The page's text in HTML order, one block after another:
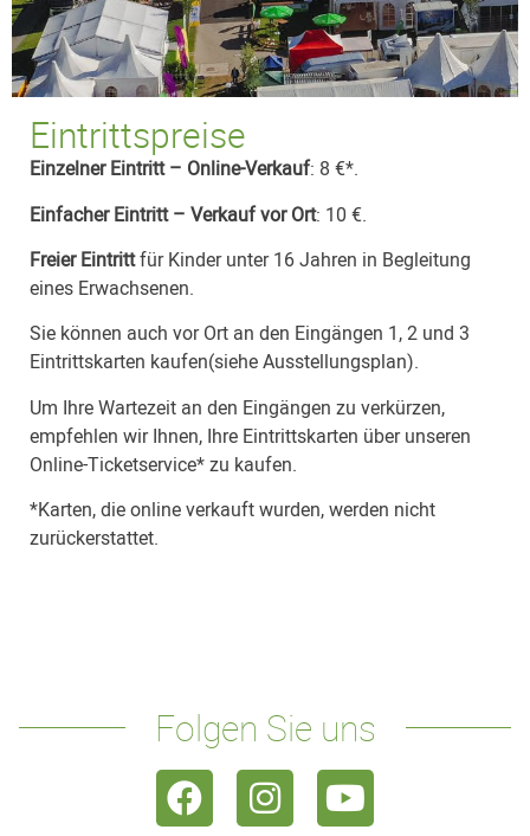
Eintrittspreise
Einzelner Eintritt – Online-Verkauf: 8 €*.
Einfacher Eintritt – Verkauf vor Ort: 10 €.
Freier Eintrittfür Kinder unter 16 Jahren in Begleitung
eines Erwachsenen.
Sie können auch vor Ort an den Eingängen 1, 2 und 3
Eintrittskarten kaufen(siehe Ausstellungsplan).
Um Ihre Wartezeit an den Eingängen zu verkürzen,
empfehlen wir Ihnen, Ihre Eintrittskarten über unseren
Online-Ticketservice*zu kaufen.
*Karten, die online verkauft wurden, werden nicht
zurückerstattet.
Folgen Sie uns